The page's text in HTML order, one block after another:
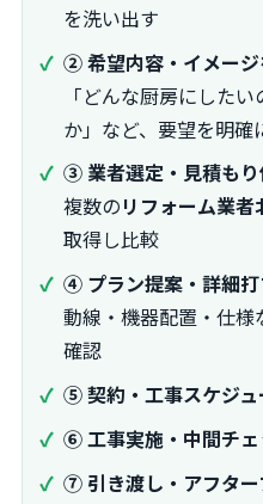
を洗い出す
② 希望内容・イメージ
「どんな厨房にした
か」など、要望を明確
③ 業者選定・見積も
複数のリフォーム業者
取得し比較
④ プラン提案・詳細打
動線・機器配置・仕様
確認
⑤ 契約・工事スケジュ
⑥ 工事実施・中間チェ
⑦ 引き渡し・アフター